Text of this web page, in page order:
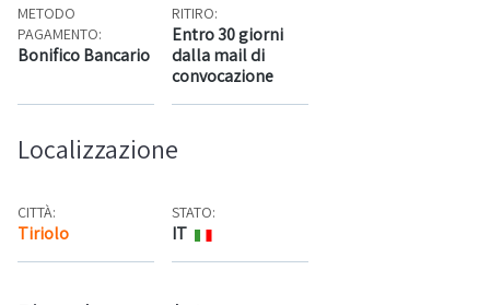
METODO
PAGAMENTO:
Bonifico Bancario
RITIRO:
Entro 30 giorni
dalla mail di
convocazione
Localizzazione
CITTÀ:
Tiriolo Mappa
STATO:
IT